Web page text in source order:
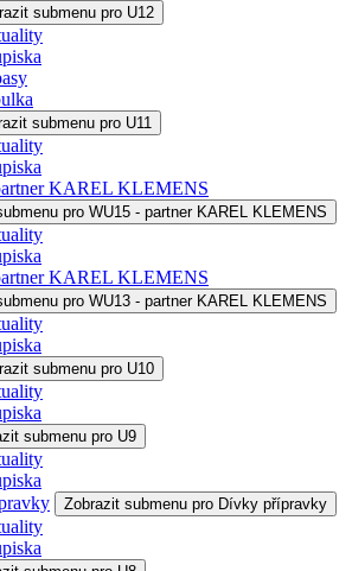
submenu pro U12
submenu pro U11
KAREL KLEMENS
pro WU15 - partner KAREL KLEMENS
KAREL KLEMENS
pro WU13 - partner KAREL KLEMENS
submenu pro U10
submenu pro U9
Zobrazit submenu pro Dívky přípravky